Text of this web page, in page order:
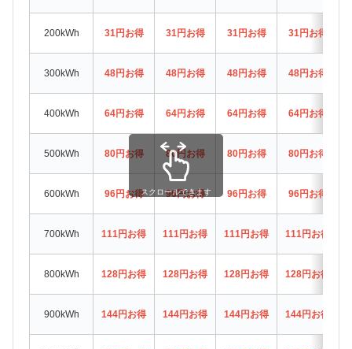
200kWh 31円お得 31円お得 31円お得 31円お得
300kWh 48円お得 48円お得 48円お得 48円お得
400kWh 64円お得 64円お得 64円お得 64円お得
500kWh 80円お得 80円お得 80円お得 80円お得
600kWh 96円お得 96円お得 96円お得 96円お得
700kWh 111円お得 111円お得 111円お得 111円お得
800kWh 128円お得 128円お得 128円お得 128円お得
900kWh 144円お得 144円お得 144円お得 144円お得
スクロールできます